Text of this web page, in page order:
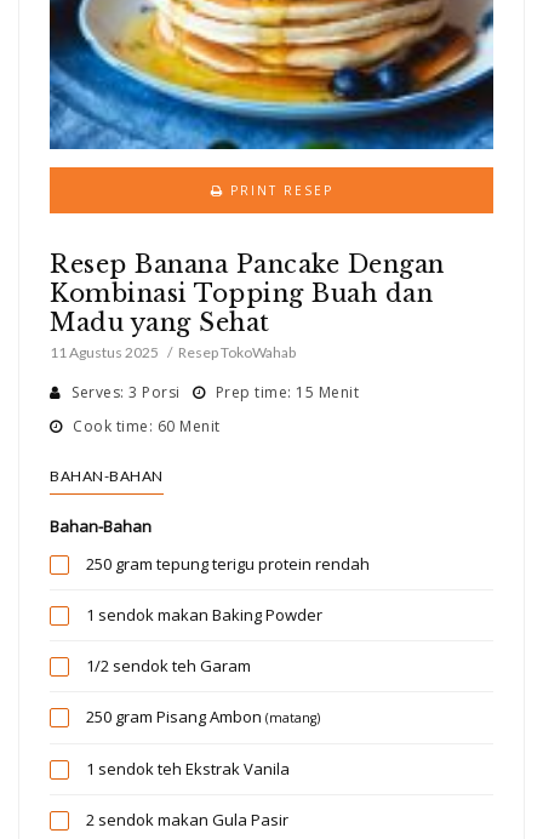
PRINT RESEP
Resep Banana Pancake Dengan
Kombinasi Topping Buah dan
Madu yang Sehat
11 Agustus 2025 Resep TokoWahab
Serves: 3 Porsi
Prep time: 15 Menit
Cook time: 60 Menit
BAHAN-BAHAN
Bahan-Bahan
250 gram tepung terigu protein rendah
1 sendok makan Baking Powder
1/2 sendok teh Garam
250 gram Pisang Ambon (matang)
1 sendok teh Ekstrak Vanila
2 sendok makan Gula Pasir